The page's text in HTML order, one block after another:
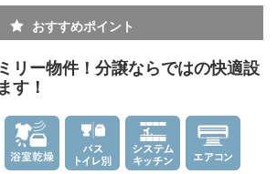
おすすめポイント
リー物件！分譲ならではの快適設
す！